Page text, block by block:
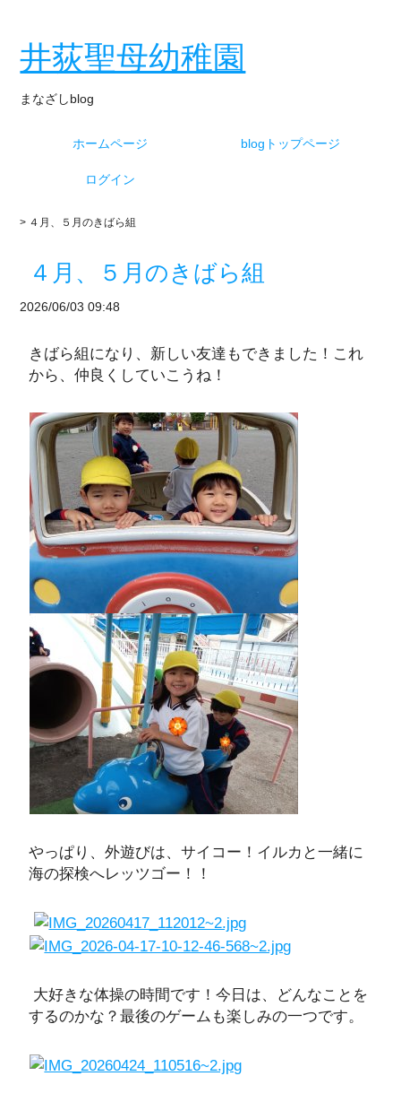
井荻聖母幼稚園
まなざしblog
ホームページ blogトップページ
ログイン
> ４月、５月のきばら組
４月、５月のきばら組
2026/06/03 09:48
きばら組になり、新しい友達もできました！これ
から、仲良くしていこうね！
やっぱり、外遊びは、サイコー！イルカと一緒に
海の探検へレッツゴー！！
大好きな体操の時間です！今日は、どんなことを
するのかな？最後のゲームも楽しみの一つです。